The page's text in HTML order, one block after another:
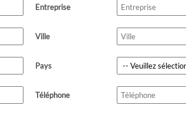
Entreprise
Ville
Pays
Téléphone